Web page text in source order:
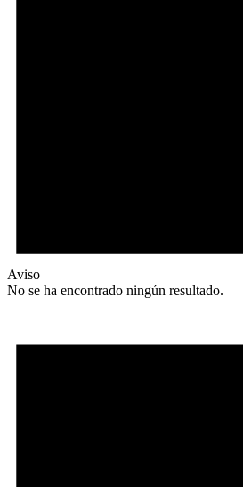
Aviso
No se ha encontrado ningún resultado.